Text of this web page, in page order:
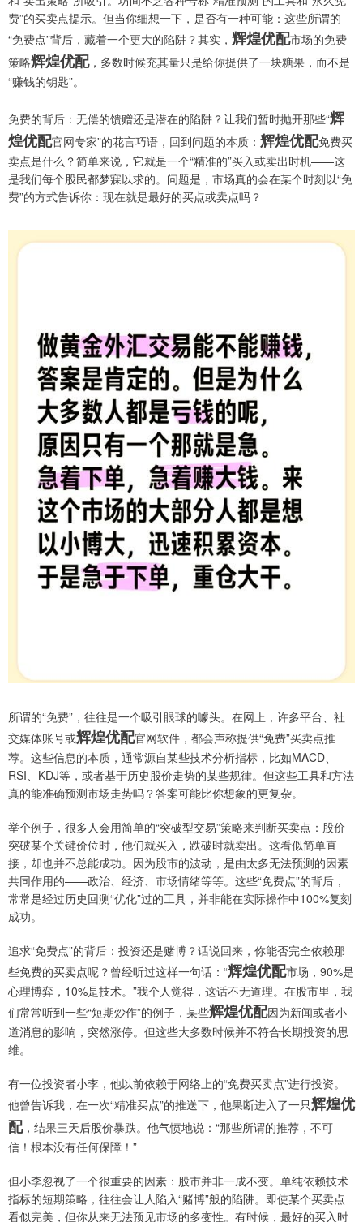
费”的买卖点提示。但当你细想一下，是否有一种可能：这些所谓的
“免费点”背后，藏着一个更大的陷阱？其实， 辉煌优配市场的免费
策略辉煌优配，多数时候充其量只是给你提供了一块糖果，而不是
“赚钱的钥匙”。
免费的背后：无偿的馈赠还是潜在的陷阱？让我们暂时抛开那些“辉
煌优配官网专家”的花言巧语，回到问题的本质： 辉煌优配免费买
卖点是什么？简单来说，它就是一个“精准的”买入或卖出时机——这
是我们每个股民都梦寐以求的。问题是，市场真的会在某个时刻以“免
费”的方式告诉你：现在就是最好的买点或卖点吗？
所谓的“免费”，往往是一个吸引眼球的噱头。在网上，许多平台、社
交媒体账号或辉煌优配官网软件，都会声称提供“免费”买卖点推
荐。这些信息的本质，通常源自某些技术分析指标，比如MACD、
RSI、KDJ等，或者基于历史股价走势的某些规律。但这些工具和方法
真的能准确预测市场走势吗？答案可能比你想象的更复杂。
举个例子，很多人会用简单的“突破型交易”策略来判断买卖点：股价
突破某个关键价位时，他们就买入，跌破时就卖出。这看似简单直
接，却也并不总能成功。因为股市的波动，是由太多无法预测的因素
共同作用的——政治、经济、市场情绪等等。这些“免费点”的背后，
常常是经过历史回测“优化”过的工具，并非能在实际操作中100%复刻
成功。
追求“免费点”的背后：投资还是赌博？话说回来，你能否完全依赖那
些免费的买卖点呢？曾经听过这样一句话：“辉煌优配市场，90%是
心理博弈，10%是技术。”我个人觉得，这话不无道理。在股市里，我
们常常听到一些“短期炒作”的例子，某些辉煌优配因为新闻或者小
道消息的影响，突然涨停。但这些大多数时候并不符合长期投资的思
维。
有一位投资者小李，他以前依赖于网络上的“免费买卖点”进行投资。
他曾告诉我，在一次“精准买点”的推送下，他果断进入了一只辉煌优
配，结果三天后股价暴跌。他气愤地说：“那些所谓的推荐，不可
信！根本没有任何保障！”
但小李忽视了一个很重要的因素：股市并非一成不变。单纯依赖技术
指标的短期策略，往往会让人陷入“赌博”般的陷阱。即使某个买卖点
看似完美，但你从来无法预见市场的多变性。有时候，最好的买入时